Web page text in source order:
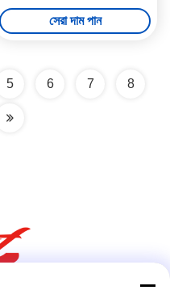
হারের গতি
সেরা দাম পান
5 6 7 8